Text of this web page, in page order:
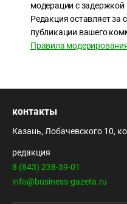
модерации с задержкой
Редакция оставляет за
публикации вашего
Правила
контакты
Казань, Лобачевского 10,
редакция
8 (843) 238-39-01
info@business-gazeta.ru